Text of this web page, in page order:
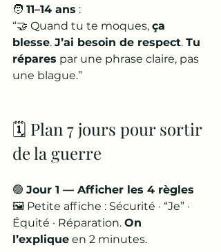
🧑 11–14 ans :
“🤝 Quand tu te moques, ça
blesse. J’ai besoin de respect. Tu
répares par une phrase claire, pas
une blague.”
🗓️ Plan 7 jours pour sortir
de la guerre
🟢 Jour 1 — Afficher les 4 règles
🖼️ Petite affiche : Sécurité · “Je” ·
Équité · Réparation. On
l’explique en 2 minutes.